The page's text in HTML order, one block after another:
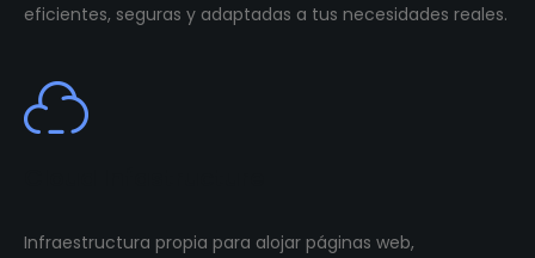
eficientes, seguras y adaptadas a tus necesidades reales.
Infraestructura propia para alojar páginas web,